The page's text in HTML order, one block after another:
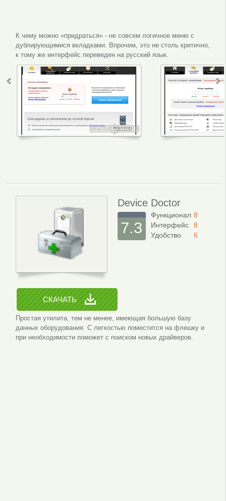
К чему можно «придраться» - не совсем логичное меню с
дублирующимися вкладками. Впрочем, это не столь критично,
к тому же интерфейс переведен на русский язык.
Device Doctor
7.3
Функционал
Интерфейс
Удобство
8
8
6
СКАЧАТЬ
Простая утилита, тем не менее, имеющая большую базу
данных оборудования. С легкостью поместится на флешку и
при необходимости поможет с поиском новых драйверов.